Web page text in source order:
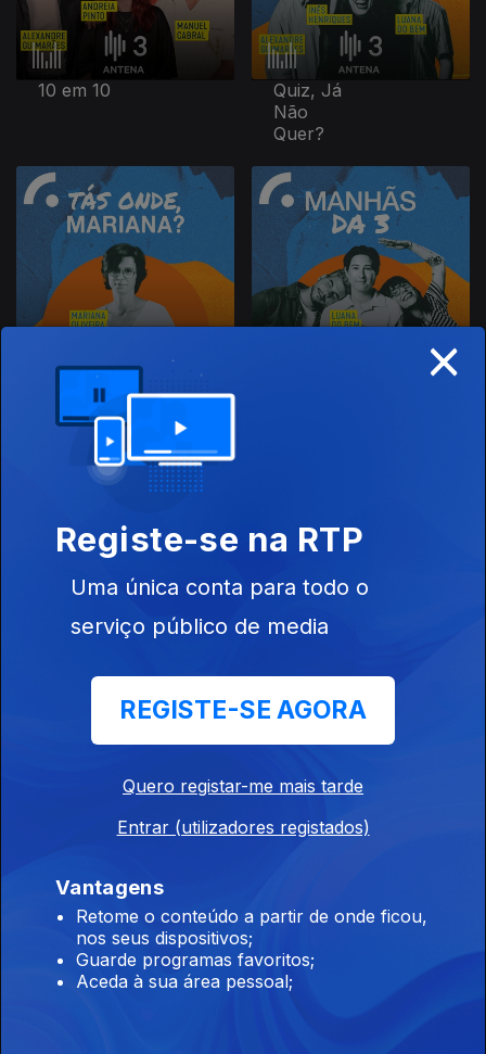
10 em 10
Quiz, Já
Não
Quer?
Tás Onde,
Mariana?
Mas Isso
Obrigado,
Internet
×
Registe-se na RTP
Uma única conta para todo o
serviço público de media
REGISTE-SE AGORA
Quero registar-me mais tarde
Entrar (utilizadores registados)
Vantagens
Retome o conteúdo a partir de onde ficou,
nos seus dispositivos;
Guarde programas favoritos;
Aceda à sua área pessoal;